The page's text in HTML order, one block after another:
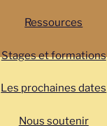
Ressources
Stages et formations
Les prochaines dates
Nous soutenir